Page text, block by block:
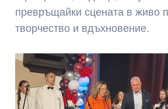
превръщайки сцената в живо
творчество и вдъхновение.